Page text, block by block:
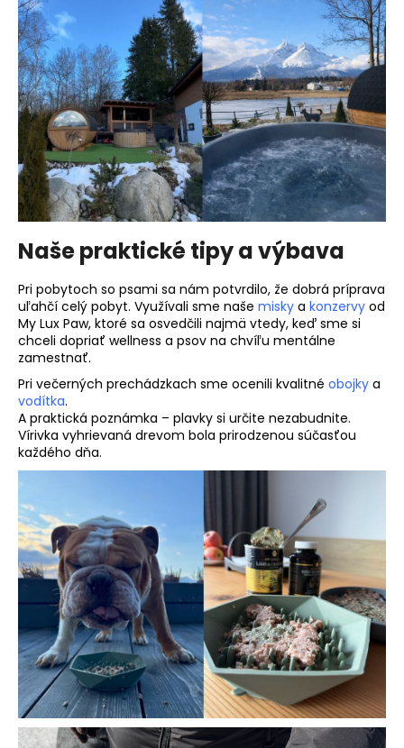
Naše praktické tipy a výbava
Pri pobytoch so psami sa nám potvrdilo, že dobrá príprava
uľahčí celý pobyt. Využívali sme naše misky a konzervy od
My Lux Paw, ktoré sa osvedčili najmä vtedy, keď sme si
chceli dopriať wellness a psov na chvíľu mentálne
zamestnať.
Pri večerných prechádzkach sme ocenili kvalitné obojky a
vodítka.
A praktická poznámka – plavky si určite nezabudnite.
Vírivka vyhrievaná drevom bola prirodzenou súčasťou
každého dňa.